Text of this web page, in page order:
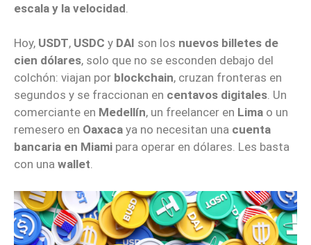
escala y la velocidad
Hoy, USDT, USDC y DAI son los nuevos billetes de
cien dólares, solo que no se esconden debajo del
colchón: viajan por blockchain, cruzan fronteras en
segundos y se fraccionan en centavos digitales. Un
comerciante en Medellín, un freelancer en Lima o un
remesero en Oaxaca ya no necesitan una cuenta
bancaria en Miami para operar en dólares. Les basta
con una wallet.